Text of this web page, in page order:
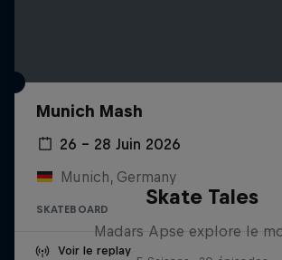
Munich Mash
26 – 28 Juin 2026
Munich, Germany
SKATEBOARD
Voir le replay
Skate Tales
Madars Apse explore le